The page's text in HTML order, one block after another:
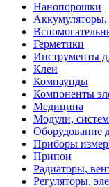
Нанопорошки
Герметики
Инструменты
Клеи
Компаунды
Компоненты
Медицина
Модули,
Оборудование
Приборы
Припои
Радиаторы,
Регуляторы,